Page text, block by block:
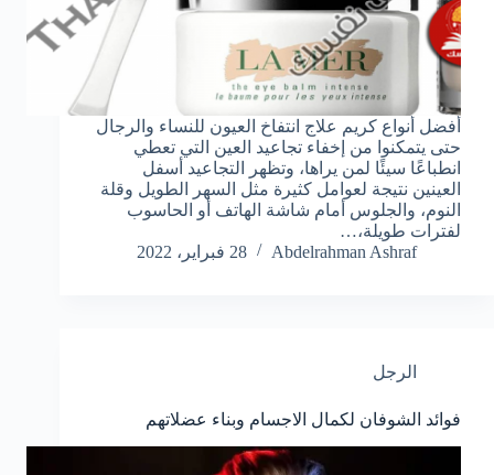
أفضل أنواع كريم علاج انتفاخ العيون للنساء والرجال
حتى يتمكنوا من إخفاء تجاعيد العين التي تعطي
انطباعًا سيئًا لمن يراها، وتظهر التجاعيد أسفل
العينين نتيجة لعوامل كثيرة مثل السهر الطويل وقلة
النوم، والجلوس أمام شاشة الهاتف أو الحاسوب
لفترات طويلة،…
Abdelrahman Ashraf
28 فبراير، 2022
الرجل
فوائد الشوفان لكمال الاجسام وبناء عضلاتهم